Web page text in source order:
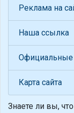
Реклама на
Наша ссылка
Карта сайта
Знаете ли вы, что